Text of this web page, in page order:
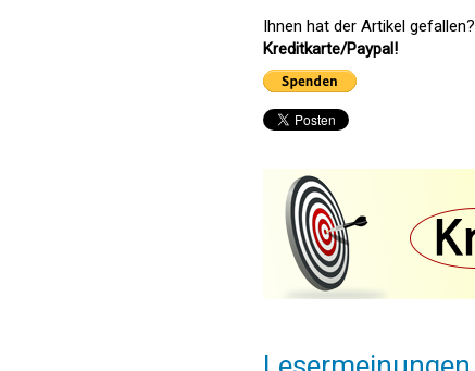
Ihnen hat der Artikel gefallen?
Kreditkarte/Paypal!